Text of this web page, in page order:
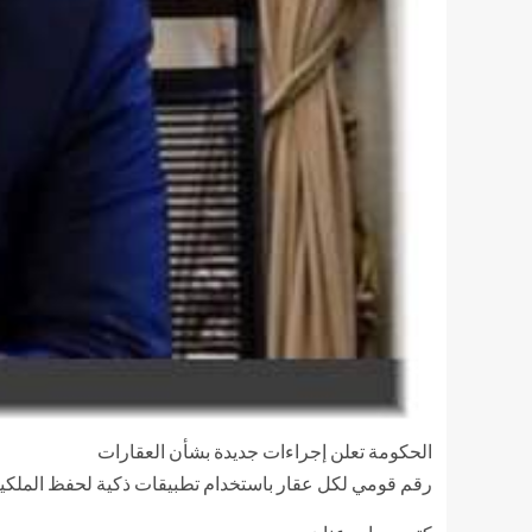
الحكومة تعلن إجراءات جديدة بشأن العقارات
رقم قومي لكل عقار باستخدام تطبيقات ذكية لحفظ